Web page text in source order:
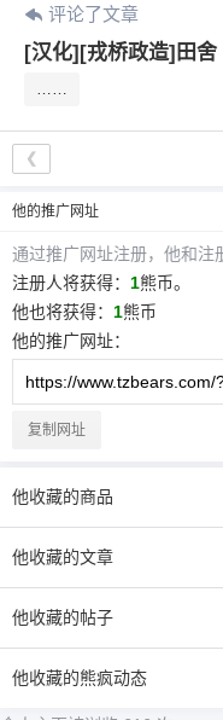
评论了文章
[汉化][戎桥政造]田舍
❮
他的推广网址
通过推广网址注册， 他和注
注册人将获得： 1熊币。
他也将获得： 1熊币
他的推广网址：
复制网址
他收藏的商品
他收藏的文章
他收藏的帖子
他收藏的熊疯动态